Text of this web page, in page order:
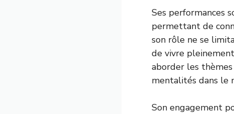
Ses performances
permettant de
son rôle ne se
de vivre
aborder les
mentalités dans le
Son engagement